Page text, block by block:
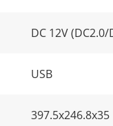
DC 12V (DC2.0/
USB
397.5x246.8x35